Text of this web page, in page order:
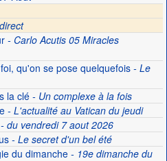
- Carlo Acutis 05 Miracles
qu'on se pose quelquefois- Le
la clé- Un complexe à la fois
- L'actualité au Vatican du jeudi
du vendredi 7 aout 2026
- Le secret d'un bel été
du dimanche- 19e dimanche du